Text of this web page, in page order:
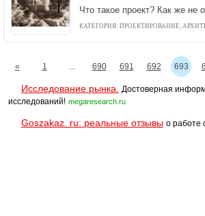
Что такое проект? Как же не
КАТЕГОРИЯ: ПРОЕКТИРОВАНИЕ,
« 1 ... 690 691 692 693
Исследование рынка.
Достоверная
исследований! megaresearch.ru
Goszakaz. ru: реальные отзывы о работе